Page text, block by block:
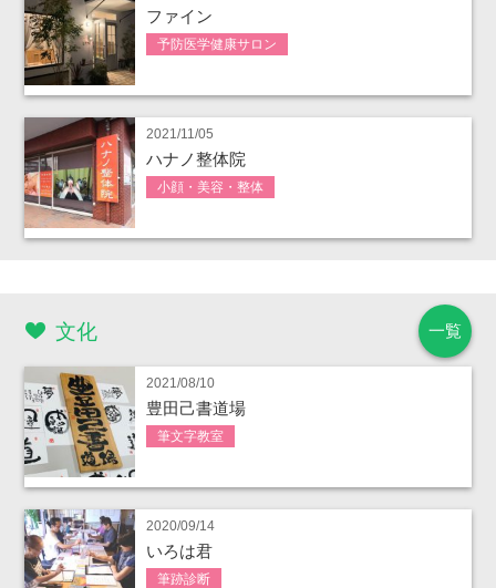
ファイン
予防医学健康サロン
2021/11/05
ハナノ整体院
小顔・美容・整体
一覧
文化
2021/08/10
豊田己書道場
筆文字教室
2020/09/14
いろは君
筆跡診断